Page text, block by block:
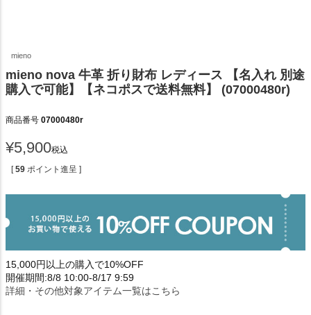
mieno
mieno nova 牛革 折り財布 レディース 【名入れ 別途
購入で可能】【ネコポスで送料無料】 (07000480r)
商品番号 07000480r
¥5,900税込
[ 59 ポイント進呈 ]
15,000円以上の購入で10%OFF
開催期間:8/8 10:00-8/17 9:59
詳細・その他対象アイテム一覧はこちら